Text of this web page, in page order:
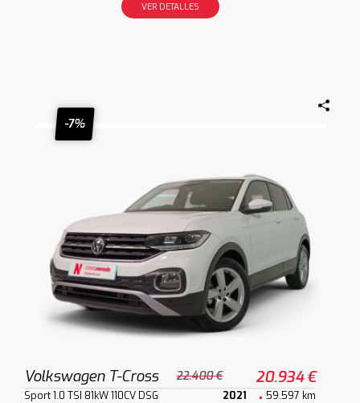
VER DETALLES
-7%
Volkswagen T-Cross 22.400 € 20.934 €
Sport 1.0 TSI 81kW 110CV DSG 2021 59.597 km